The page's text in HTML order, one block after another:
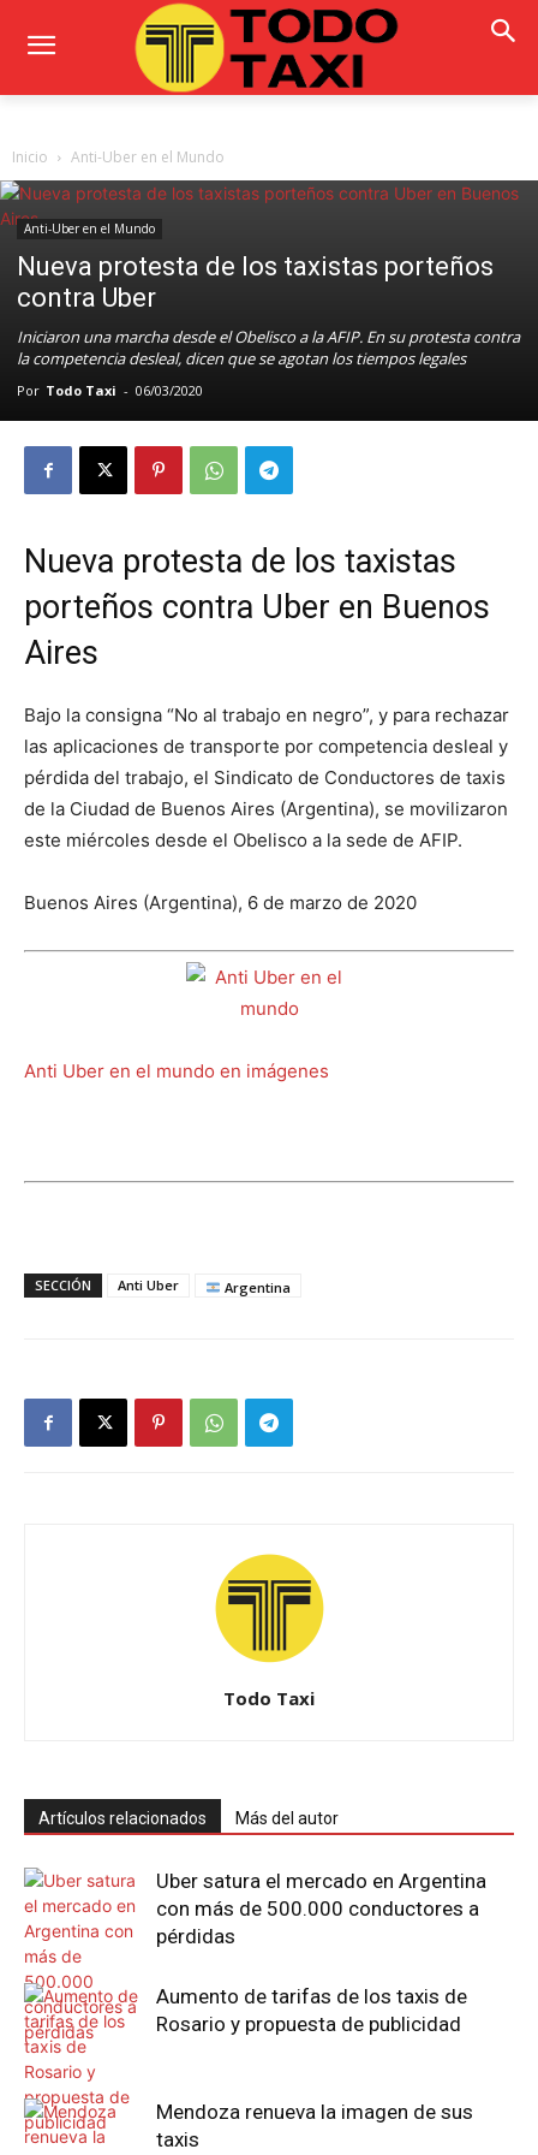
Inicio Anti-Uber en el Mundo
Anti-Uber en el Mundo
Nueva protesta de los taxistas porteños
contra Uber
Iniciaron una marcha desde el Obelisco a la AFIP. En su protesta contra
la competencia desleal, dicen que se agotan los tiempos legales
Por Todo Taxi - 06/03/2020
Nueva protesta de los taxistas
porteños contra Uber en Buenos
Aires
Bajo la consigna “No al trabajo en negro”, y para rechazar
las aplicaciones de transporte por competencia desleal y
pérdida del trabajo, el Sindicato de Conductores de taxis
de la Ciudad de Buenos Aires (Argentina), se movilizaron
este miércoles desde el Obelisco a la sede de AFIP.
Buenos Aires (Argentina), 6 de marzo de 2020
Anti Uber en el mundo en imágenes
SECCIÓN Anti Uber Argentina
Todo Taxi
Artículos relacionados Más del autor
Uber satura el mercado en Argentina
con más de 500.000 conductores a
pérdidas
Aumento de tarifas de los taxis de
Rosario y propuesta de publicidad
Mendoza renueva la imagen de sus
taxis